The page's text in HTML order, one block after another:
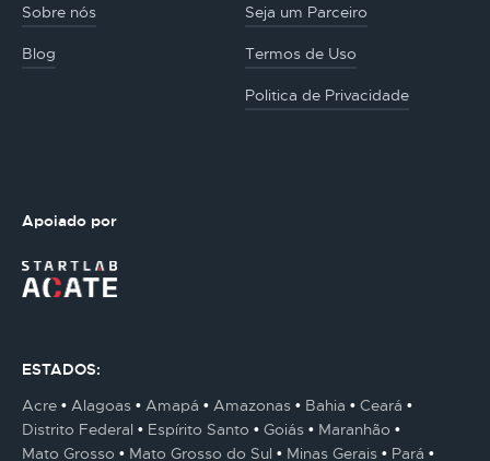
Sobre nós Seja um Parceiro
Blog Termos de Uso
Politica de Privacidade
Apoiado por
ESTADOS:
Acre
Alagoas Amapá Amazonas Bahia
Ceará
Distrito Federal
Espírito Santo Goiás
Maranhão
Mato Grosso
Mato Grosso do Sul Minas Gerais Pará